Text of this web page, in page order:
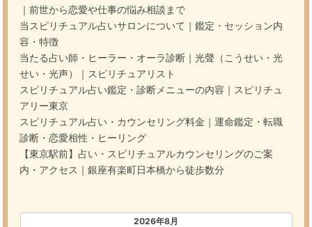
｜前世から恋愛や仕事の悩み相談まで
当スピリチュアル占いサロンについて｜鑑定・セッション内
容・特徴
当たる占い師・ヒーラー・オーラ診断｜光聲（こうせい・光
せい・光声）｜スピリチュアリスト
スピリチュアル占い鑑定・診断メニューの内容｜スピリチュ
アリー東京
スピリチュアル占い・カウンセリング料金｜運命鑑定・転職
診断・恋愛相性・ヒーリング
【東京駅前】占い・スピリチュアルカウンセリングのご案
内・アクセス｜銀座有楽町日本橋から徒歩数分
2026年8月